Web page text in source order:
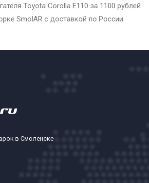
Toyota Corolla E110 за 1100 рублей
SmolAR с доставкой по России
в Смоленске